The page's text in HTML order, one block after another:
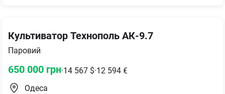
Культиватор Технополь АК-9.7
Паровий
650 000 грн·14 567 $·12 594 €
Одеса